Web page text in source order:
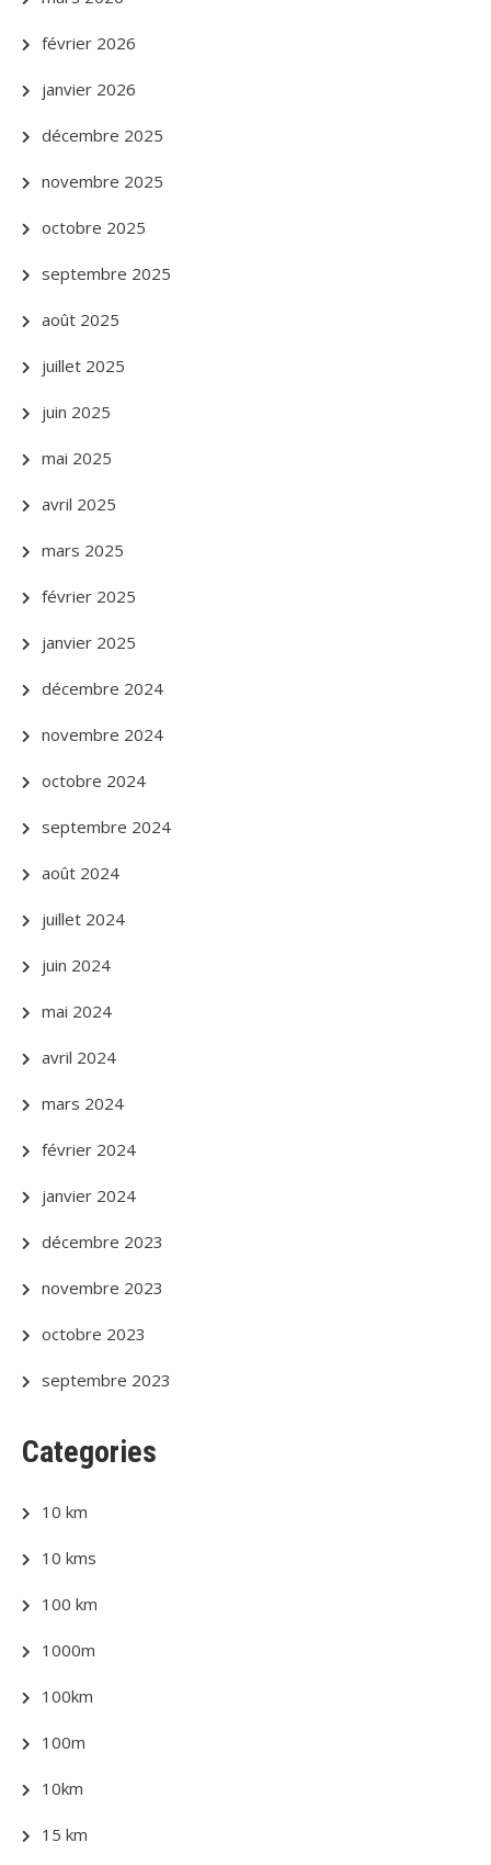
février 2026
janvier 2026
décembre 2025
novembre 2025
octobre 2025
septembre 2025
août 2025
juillet 2025
juin 2025
mai 2025
avril 2025
mars 2025
février 2025
janvier 2025
décembre 2024
novembre 2024
octobre 2024
septembre 2024
août 2024
juillet 2024
juin 2024
mai 2024
avril 2024
mars 2024
février 2024
janvier 2024
décembre 2023
novembre 2023
octobre 2023
septembre 2023
Categories
10 km
10 kms
100 km
1000m
100km
100m
10km
15 km